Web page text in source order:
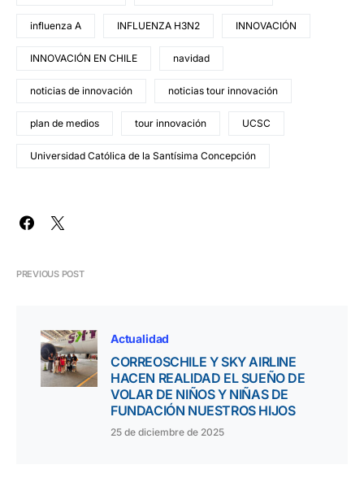
influenza A INFLUENZA H3N2 INNOVACIÓN
INNOVACIÓN EN CHILE navidad
noticias de innovación noticias tour innovación
plan de medios tour innovación UCSC
Universidad Católica de la Santísima Concepción
PREVIOUS POST
Actualidad
CORREOSCHILE Y SKY AIRLINE
HACEN REALIDAD EL SUEÑO DE
VOLAR DE NIÑOS Y NIÑAS DE
FUNDACIÓN NUESTROS HIJOS
25 de diciembre de 2025